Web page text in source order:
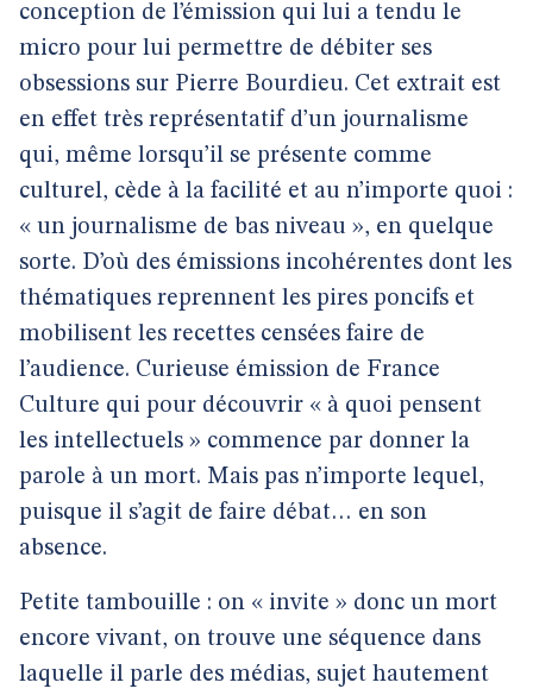
conception de l’émission qui lui a tendu le
micro pour lui permettre de débiter ses
obsessions sur Pierre Bourdieu. Cet extrait est
en effet très représentatif d’un journalisme
qui, même lorsqu’il se présente comme
culturel, cède à la facilité et au n’importe quoi :
« un journalisme de bas niveau », en quelque
sorte. D’où des émissions incohérentes dont les
thématiques reprennent les pires poncifs et
mobilisent les recettes censées faire de
l’audience. Curieuse émission de France
Culture qui pour découvrir « à quoi pensent
les intellectuels » commence par donner la
parole à un mort. Mais pas n’importe lequel,
puisque il s’agit de faire débat… en son
absence.
Petite tambouille : on « invite » donc un mort
encore vivant, on trouve une séquence dans
laquelle il parle des médias, sujet hautement